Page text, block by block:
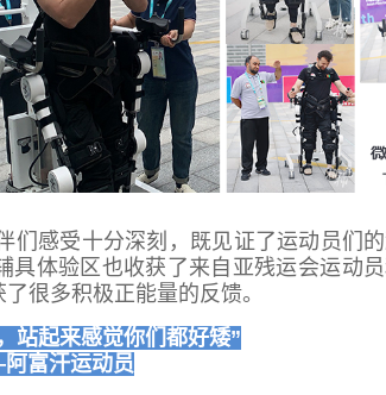
们感受十分深刻，既见证了运动员们
体验区也收获了来自亚残运会运动
很多积极正能量的反馈。
站起来感觉你们都好矮”
富汗运动员